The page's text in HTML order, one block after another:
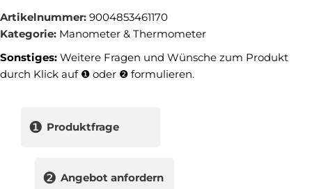
Artikelnummer: 9004853461170
Kategorie: Manometer & Thermometer
Sonstiges: Weitere Fragen und Wünsche zum Produkt
durch Klick auf ❶ oder ❷ formulieren.
❶ Produktfrage
❷ Angebot anfordern